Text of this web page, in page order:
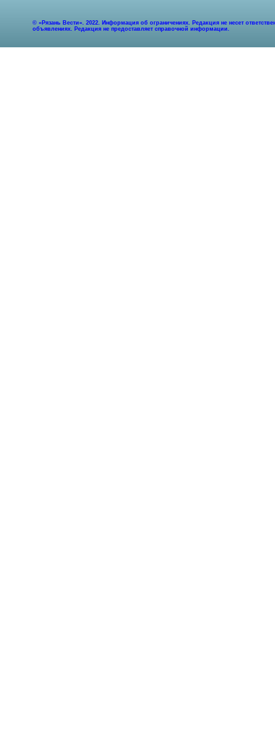
© «Рязань Вести». 2022. Информация об ограничениях. Редакция не несет
объявлениях. Редакция не предоставляет справочной информации.